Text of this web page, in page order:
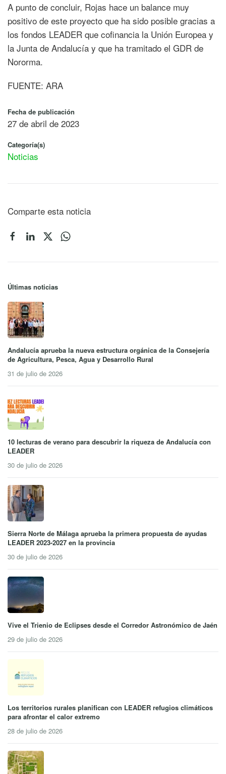
A punto de concluir, Rojas hace un balance muy
positivo de este proyecto que ha sido posible gracias a
los fondos LEADER que cofinancia la Unión Europea y
la Junta de Andalucía y que ha tramitado el GDR de
Nororma.
FUENTE: ARA
Fecha de publicación
27 de abril de 2023
Categoría(s)
Noticias
Comparte esta noticia
Últimas noticias
Andalucía aprueba la nueva estructura orgánica de la Consejería
de Agricultura, Pesca, Agua y Desarrollo Rural
31 de julio de 2026
10 lecturas de verano para descubrir la riqueza de Andalucía con
LEADER
30 de julio de 2026
Sierra Norte de Málaga aprueba la primera propuesta de ayudas
LEADER 2023-2027 en la provincia
30 de julio de 2026
Vive el Trienio de Eclipses desde el Corredor Astronómico de Jaén
29 de julio de 2026
Los territorios rurales planifican con LEADER refugios climáticos
para afrontar el calor extremo
28 de julio de 2026